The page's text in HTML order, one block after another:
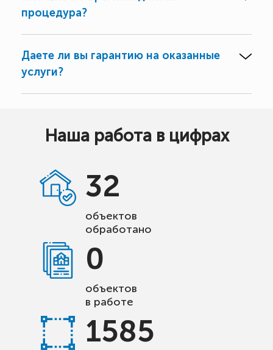
процедура?
Даете ли вы гарантию на оказанные
услуги?
Наша работа в цифрах
32
объектов
обработано
0
объектов
в работе
1585